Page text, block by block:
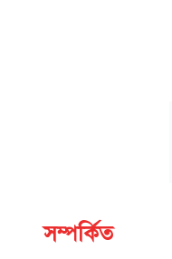
সম্পর্কিত